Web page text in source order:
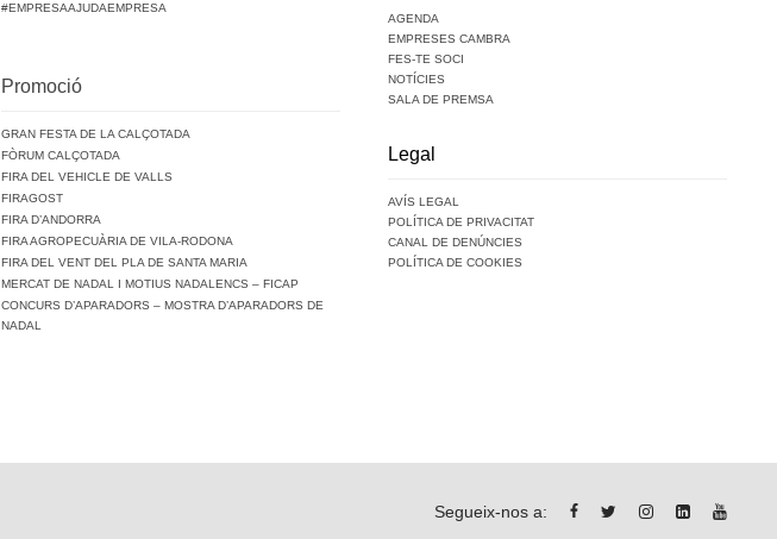
#EMPRESAAJUDAEMPRESA
Promoció
GRAN FESTA DE LA CALÇOTADA
FÒRUM CALÇOTADA
FIRA DEL VEHICLE DE VALLS
FIRAGOST
FIRA D’ANDORRA
FIRA AGROPECUÀRIA DE VILA-RODONA
FIRA DEL VENT DEL PLA DE SANTA MARIA
MERCAT DE NADAL I MOTIUS NADALENCS – FICAP
CONCURS D’APARADORS – MOSTRA D’APARADORS DE
NADAL
AGENDA
EMPRESES CAMBRA
FES-TE SOCI
NOTÍCIES
SALA DE PREMSA
Legal
AVÍS LEGAL
POLÍTICA DE PRIVACITAT
CANAL DE DENÚNCIES
POLÍTICA DE COOKIES
Segueix-nos a: